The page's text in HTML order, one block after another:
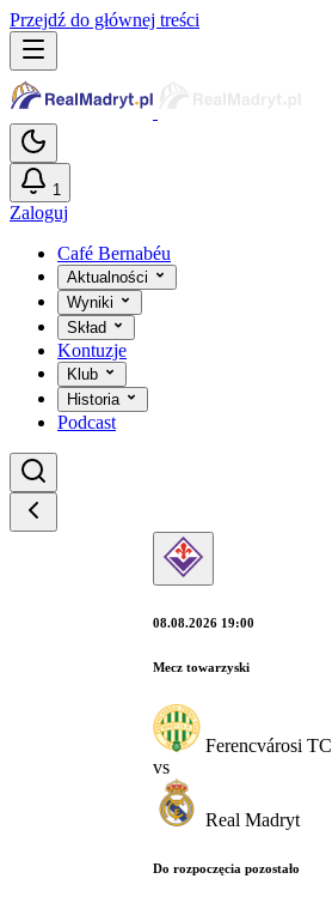
Przejdź do głównej treści
1
Zaloguj
Café Bernabéu
Aktualności
Wyniki
Skład
Kontuzje
Klub
Historia
Podcast
08.08.2026 19:00
Mecz towarzyski
Ferencvárosi TC
vs
Real Madryt
Do rozpoczęcia pozostało